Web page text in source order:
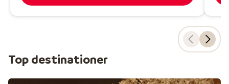
Top destinationer